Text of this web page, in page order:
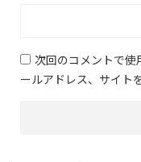
次回のコメントで使
ールアドレス、サイト